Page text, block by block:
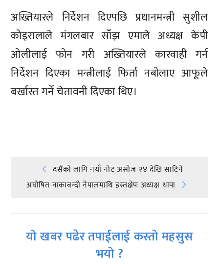
अख्तियारले निर्देशन दिएपछि प्रधानमन्त्री सुशील
कोइरालाले मंगलबार साँझ एमाले अध्यक्ष केपी
ओलीलाई फोन गरी अख्तियारले कारवाही गर्न
निर्देशन दिएका मन्त्रीलाई फिर्ता नबोलाए आफूले
बर्खास्त गर्ने चेतावनी दिएका थिए।
Post
navigation
दसैंको लागि नयाँ नोट असोज २४ देखि साटिने
अघोषित नाकाबन्दी नेपालमाथि हस्तक्षेपः अध्यक्ष थापा
यो खबर पढेर तपाईलाई कस्तो महसुस
भयो ?